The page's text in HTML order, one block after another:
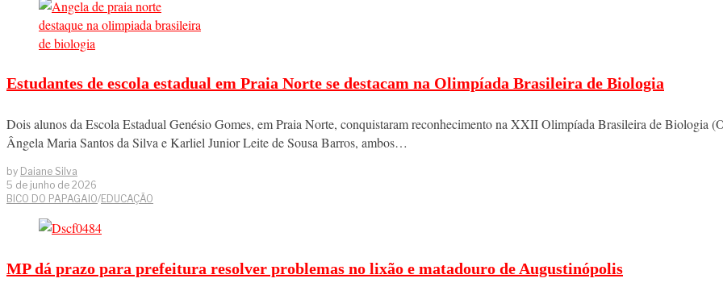
Estudantes de escola estadual em Praia Norte se destacam na Olimpíada Brasileira de Biologia
Dois alunos da Escola Estadual Genésio Gomes, em Praia Norte, conquistaram reconhecimento na XXII Olimpíada Brasileira de Biologia
Ângela Maria Santos da Silva e Karliel Junior Leite de Sousa Barros, ambos…
by Daiane Silva
5 de junho de 2026
BICO DO PAPAGAIO/EDUCAÇÃO
MP dá prazo para prefeitura resolver problemas no lixão e matadouro de Augustinópolis